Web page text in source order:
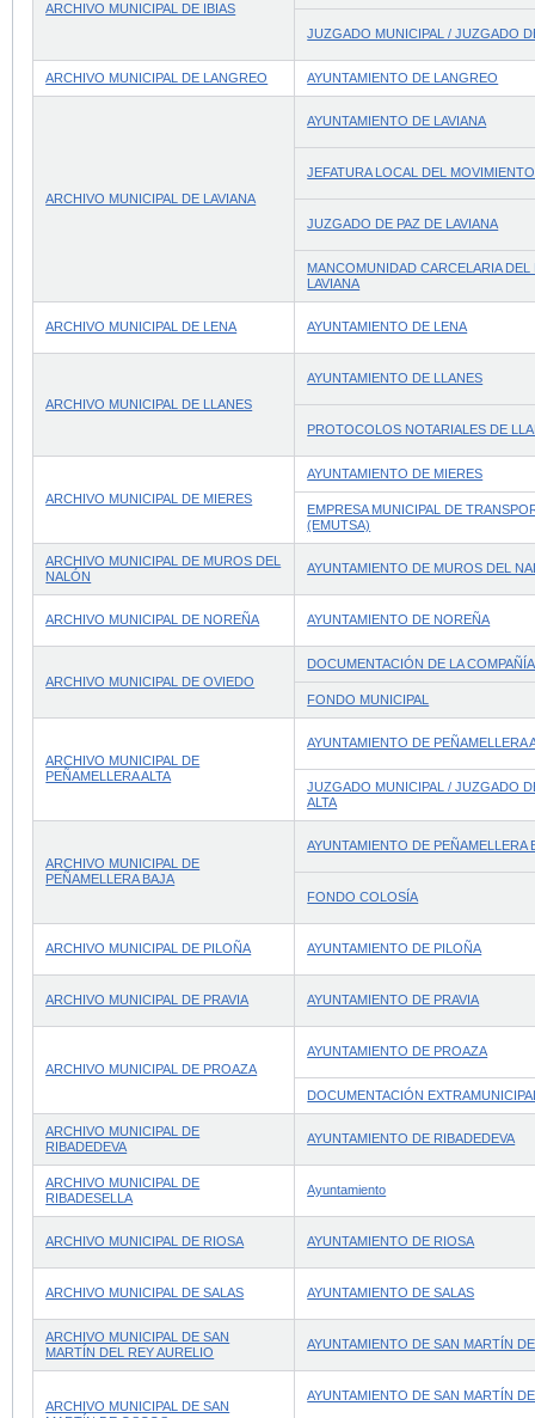
ARCHIVO MUNICIPAL DE IBIAS
JUZGADO MUNICIPAL / JUZGADO
ARCHIVO MUNICIPAL DE LANGREO AYUNTAMIENTO DE LANGREO
ARCHIVO MUNICIPAL DE LAVIANA
AYUNTAMIENTO DE LAVIANA
JEFATURA LOCAL DEL
JUZGADO DE PAZ DE LAVIANA
MANCOMUNIDAD CARCELARIA
LAVIANA
ARCHIVO MUNICIPAL DE LENA AYUNTAMIENTO DE LENA
ARCHIVO MUNICIPAL DE LLANES
AYUNTAMIENTO DE LLANES
PROTOCOLOS NOTARIALES DE
ARCHIVO MUNICIPAL DE MIERES
AYUNTAMIENTO DE MIERES
EMPRESA MUNICIPAL DE
(EMUTSA)
ARCHIVO MUNICIPAL DE MUROS DEL
NALÓN
AYUNTAMIENTO DE MUROS DEL
ARCHIVO MUNICIPAL DE NOREÑA AYUNTAMIENTO DE NOREÑA
ARCHIVO MUNICIPAL DE OVIEDO
DOCUMENTACIÓN DE LA
FONDO MUNICIPAL
ARCHIVO MUNICIPAL DE
PEÑAMELLERA ALTA
AYUNTAMIENTO DE PEÑAMELLERA
JUZGADO MUNICIPAL / JUZGADO
ALTA
ARCHIVO MUNICIPAL DE
PEÑAMELLERA BAJA
AYUNTAMIENTO DE PEÑAMELLERA
FONDO COLOSÍA
ARCHIVO MUNICIPAL DE PILOÑA AYUNTAMIENTO DE PILOÑA
ARCHIVO MUNICIPAL DE PRAVIA AYUNTAMIENTO DE PRAVIA
ARCHIVO MUNICIPAL DE PROAZA
AYUNTAMIENTO DE PROAZA
DOCUMENTACIÓN
ARCHIVO MUNICIPAL DE
RIBADEDEVA
AYUNTAMIENTO DE RIBADEDEVA
ARCHIVO MUNICIPAL DE
RIBADESELLA
Ayuntamiento
ARCHIVO MUNICIPAL DE RIOSA AYUNTAMIENTO DE RIOSA
ARCHIVO MUNICIPAL DE SALAS AYUNTAMIENTO DE SALAS
ARCHIVO MUNICIPAL DE SAN
MARTÍN DEL REY AURELIO
AYUNTAMIENTO DE SAN MARTÍN
ARCHIVO MUNICIPAL DE SAN
AYUNTAMIENTO DE SAN MARTÍN